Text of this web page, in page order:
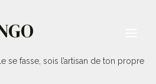
se fasse, sois l’artisan de ton propre